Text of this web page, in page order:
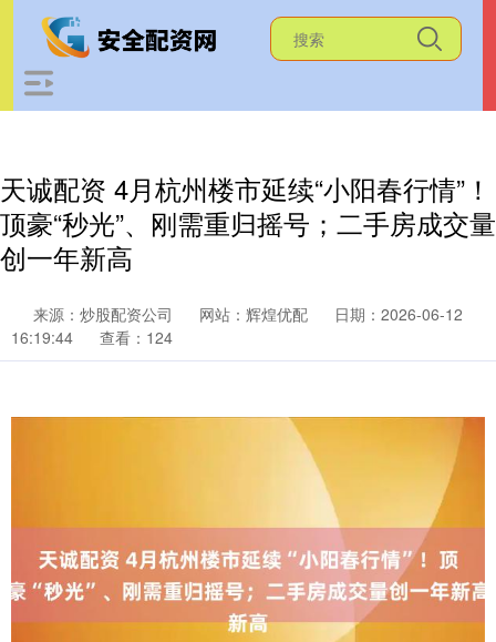
天诚配资 4月杭州楼市延续“小阳春行情”！
顶豪“秒光”、刚需重归摇号；二手房成交量
创一年新高
来源：炒股配资公司 网站：辉煌优配
日期：2026-06-12
16:19:44
查看：124